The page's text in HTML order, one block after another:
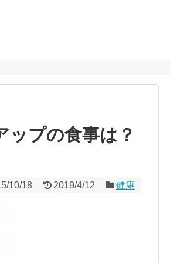
ップの食事は？
10/18 2019/4/12 健康